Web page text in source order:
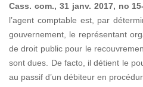
Cass. com., 31 janv. 2017, no
l’agent comptable est, par
gouvernement, le représentant
de droit public pour le
sont dues. De facto, il détient le
au passif d’un débiteur en